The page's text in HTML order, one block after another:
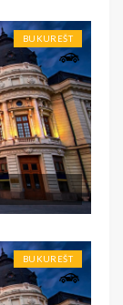
BUKUREŠT
BUKUREŠT